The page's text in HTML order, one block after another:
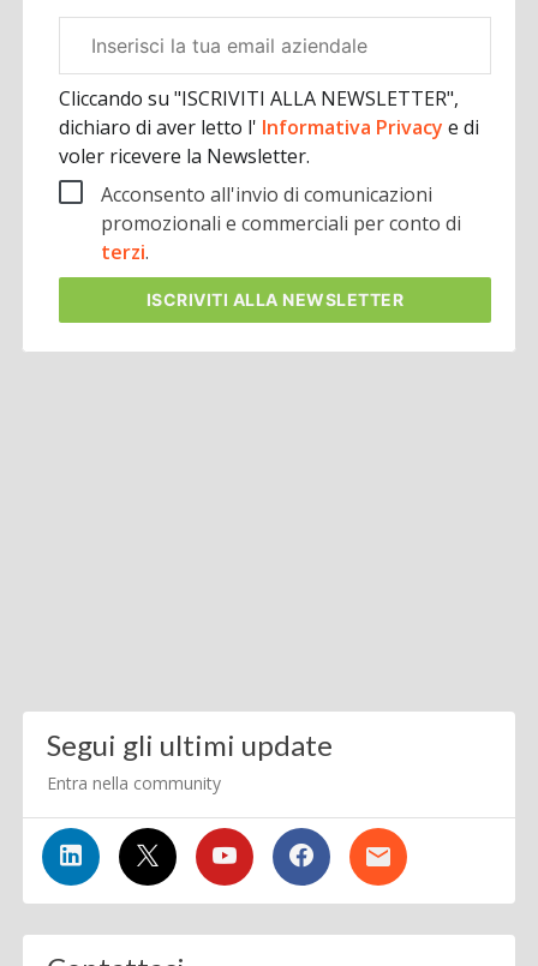
aziendale
Cliccando su "ISCRIVITI ALLA NEWSLETTER",
dichiaro di aver letto l' Informativa Privacye di
voler ricevere la Newsletter.
Acconsento all'invio di comunicazioni
promozionali e commerciali per conto di
terzi.
ISCRIVITI ALLA NEWSLETTER
Segui gli ultimi update
Entra nella community